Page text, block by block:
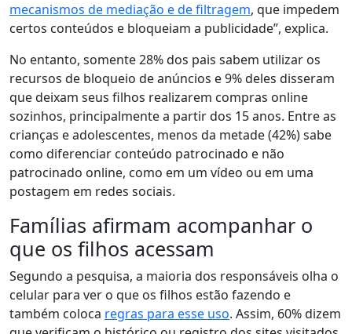
mecanismos de mediação e de filtragem, que impedem
certos conteúdos e bloqueiam a publicidade”, explica.
No entanto, somente 28% dos pais sabem utilizar os
recursos de bloqueio de anúncios e 9% deles disseram
que deixam seus filhos realizarem compras online
sozinhos, principalmente a partir dos 15 anos. Entre as
crianças e adolescentes, menos da metade (42%) sabe
como diferenciar conteúdo patrocinado e não
patrocinado online, como em um vídeo ou em uma
postagem em redes sociais.
Famílias afirmam acompanhar o
que os filhos acessam
Segundo a pesquisa, a maioria dos responsáveis olha o
celular para ver o que os filhos estão fazendo e
também coloca regras para esse uso. Assim, 60% dizem